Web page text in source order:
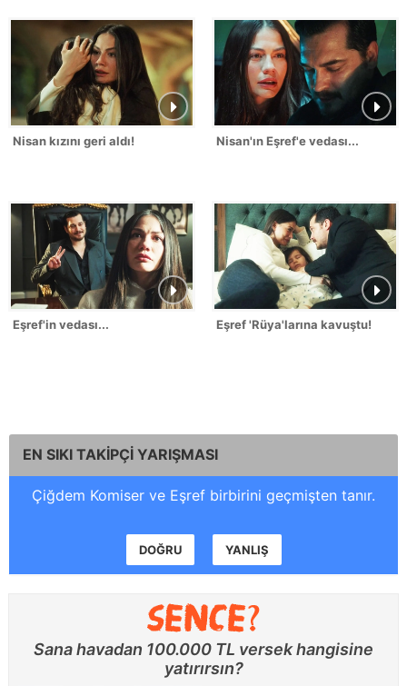
Nisan kızını geri aldı! Nisan'ın Eşref'e vedası...
Eşref'in vedası... Eşref 'Rüya'larına kavuştu!
EN SIKI TAKİPÇİ YARIŞMASI
Çiğdem Komiser ve Eşref birbirini geçmişten tanır.
DOĞRU YANLIŞ
Sana havadan 100.000 TL versek hangisine
yatırırsın?